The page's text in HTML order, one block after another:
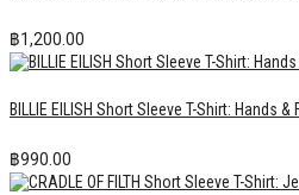
฿1,200.00
BILLIE EILISH Short Sleeve T-Shirt: Hands &
฿990.00